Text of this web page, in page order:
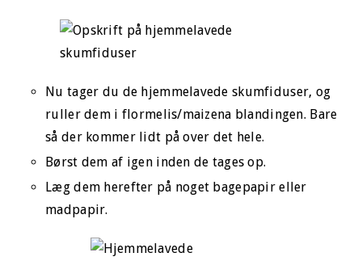
Nu tager du de hjemmelavede skumfiduser, og
ruller dem i flormelis/maizena blandingen. Bare
så der kommer lidt på over det hele.
Børst dem af igen inden de tages op.
Læg dem herefter på noget bagepapir eller
madpapir.